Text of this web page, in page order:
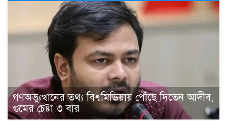
গণঅভ্যুত্থানের তথ্য বিশ্বমিডিয়ায় পৌঁছে দিতেন আদীব,
গুমের চেষ্টা ৩ বার